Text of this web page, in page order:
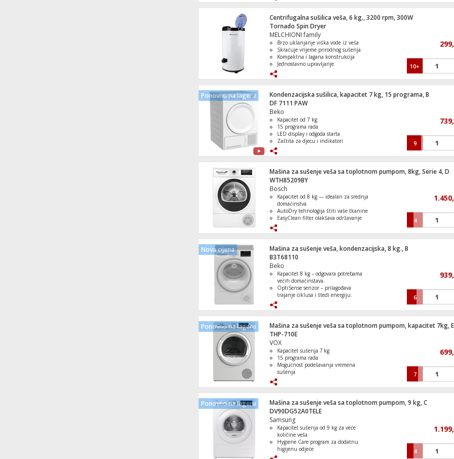
LED displej s prikazom preostalog
vremena
Reverzibilno okretanje bubnja i
senzor vlažnosti za bolje rezultate
Centrifugalna sušilica veša, 6 kg., 3200 rpm, 300W
Tornado Spin Dryer
MELCHIONI family
Brzo uklanjanje viška vode iz veša
Skraćuje vrijeme prirodnog sušenja
Kompaktna i lagana konstrukcija
Jednostavno upravljanje
10+
Ponovno na lageru
Kondenzacijska sušilica, kapacitet 7 kg, 15 programa, B
DF 7111 PAW
Beko
Kapacitet od 7 kg
15 programa rada
LED display i odgoda starta
Zaštita za djecu i indikatori
9
Mašina za sušenje veša sa toplotnom pumpom, 8kg, Serie 4, D
WTH85209BY
Bosch
Kapacitet od 8 kg — idealan za srednja
domaćinstva
AutoDry tehnologija štiti vaše tkanine
EasyClean filter olakšava održavanje
vibracije
R290 rashladni plin ekološki
prihvatljiv
4
Nova cijena
Mašina za sušenje veša, kondenzacijska, 8 kg., B
B3T68110
Beko
Kapacitet 8 kg – odgovara potrebama
većih domaćinstava.
OptiSense senzor – prilagođava
trajanje ciklusa i štedi energiju.
tkanina i bolji rezultat sušenja.
15 programa sušenja – omogućava
prilagodbu raznim vrstama odjeće.
Standardne dimenzije i prihvatljiva
buka – pogodna za svakodnevnu
upotrebu u stanu.
6
Ponovno na lageru
Mašina za sušenje veša sa toplotnom pumpom, kapacitet 7kg, E
THP-710E
VOX
Kapacitet sušenja 7 kg
15 programa rada
Mogućnost podešavanja vremena
sušenja
Kompaktne dimenzije i klasičan
dizajn
7
Ponovno na lageru
Mašina za sušenje veša sa toplotnom pumpom, 9 kg, C
DV90DG52A0TELE
Samsung
Kapacitet sušenja od 9 kg za veće
količine veša
Hygiene Care program za dodatnu
higijenu odjeće
4
Tablete za čišćenje aparata za kafu
lit.
Aparat za njegu lica i tijela, 10in1, All-
Trimmer